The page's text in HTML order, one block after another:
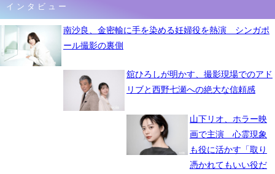
インタビュー
南沙良、金密輸に手を染める妊婦役を熱演 シンガポ
ール撮影の裏側
舘ひろしが明かす、撮影現場でのアド
リブと西野七瀬への絶大な信頼感
山下リオ、ホラー映
画で主演 心霊現象
も役に活かす「取り
憑かれてもいい役だ